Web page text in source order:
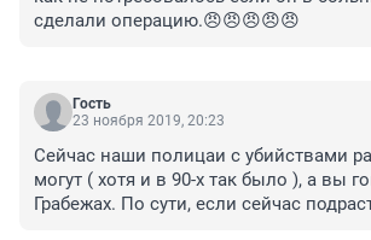
сделали операцию.😠😠😠😠😠
Гость
23 ноября 2019, 20:23
Сейчас наши полицаи с убийствами
могут ( хотя и в 90-х так было ), а вы
Грабежах. По сути, если сейчас